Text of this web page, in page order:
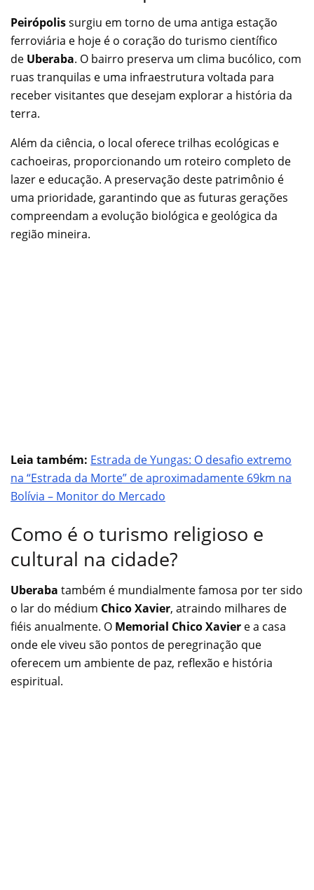
Peirópolissurgiu em torno de uma antiga estação
ferroviária e hoje é o coração do turismo científico
de Uberaba. O bairro preserva um clima bucólico, com
ruas tranquilas e uma infraestrutura voltada para
receber visitantes que desejam explorar a história da
terra.
Além da ciência, o local oferece trilhas ecológicas e
cachoeiras, proporcionando um roteiro completo de
lazer e educação. A preservação deste patrimônio é
uma prioridade, garantindo que as futuras gerações
compreendam a evolução biológica e geológica da
região mineira.
Leia também: Estrada de Yungas: O desafio extremo
na “Estrada da Morte” de aproximadamente 69km na
Bolívia – Monitor do Mercado
Como é o turismo religioso e
cultural na cidade?
Uberaba também é mundialmente famosa por ter sido
o lar do médium Chico Xavier, atraindo milhares de
fiéis anualmente. O Memorial Chico Xavier e a casa
onde ele viveu são pontos de peregrinação que
oferecem um ambiente de paz, reflexão e história
espiritual.